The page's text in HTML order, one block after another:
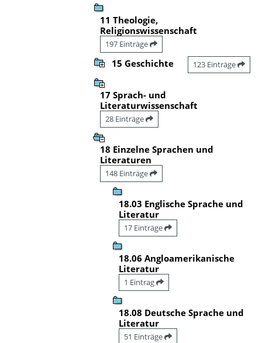
11 Theologie,
Religionswissenschaft
197 Einträge
15 Geschichte 123 Einträge
17 Sprach- und
Literaturwissenschaft
28 Einträge
18 Einzelne Sprachen und
Literaturen
148 Einträge
18.03 Englische Sprache und
Literatur
17 Einträge
18.06 Angloamerikanische
Literatur
1 Eintrag
18.08 Deutsche Sprache und
Literatur
51 Einträge